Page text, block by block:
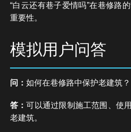
“白云还有巷子爱情吗”在巷修路
重要性。
模拟用户问答
问： 如何在巷修路中保护老建筑？
答：可以通过限制施工范围、使
老建筑。